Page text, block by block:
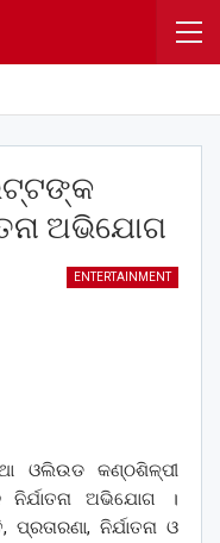
ଅଭିଯୋଗ
ENTERTAINMENT
ଓଲିଉଡ କଣ୍ଠଶିଳ୍ପୀ
ଅଭିଯୋଗ ।
ନିର୍ଯାତନା ଓ